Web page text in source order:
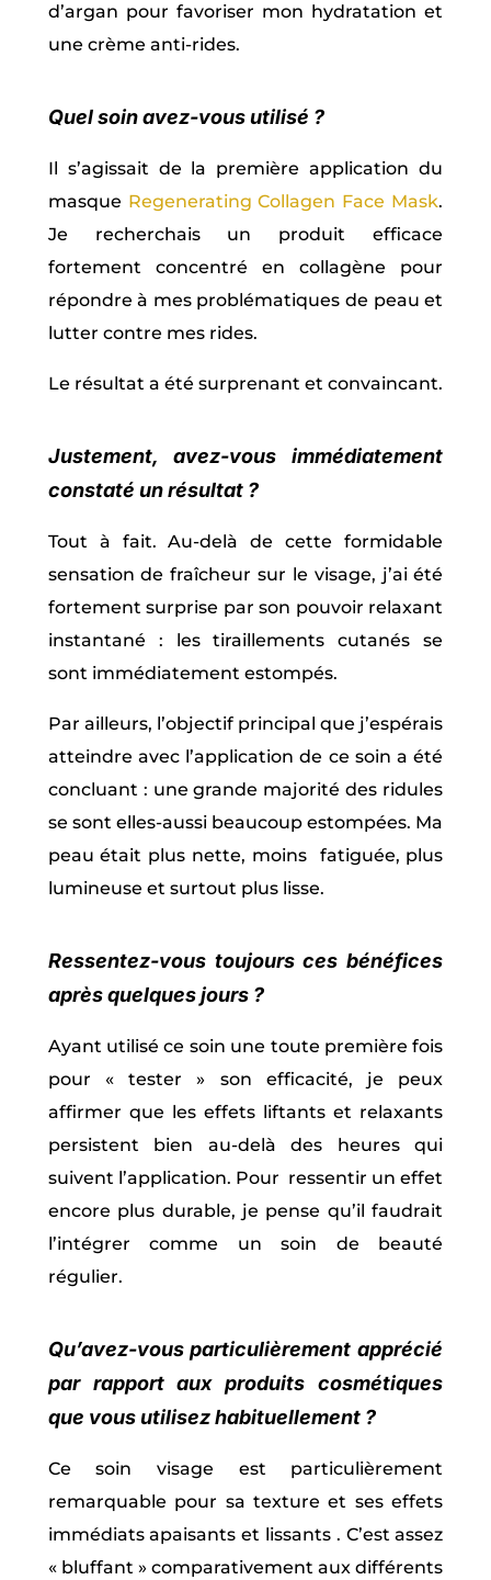
d’argan pour favoriser mon hydratation et
une crème anti-rides.
Quel soin avez-vous utilisé ?
Il s’agissait de la première application du
masque Regenerating Collagen Face Mask.
Je recherchais un produit efficace
fortement concentré en collagène pour
répondre à mes problématiques de peau et
lutter contre mes rides.
Le résultat a été surprenant et convaincant.
Justement, avez-vous immédiatement
constaté un résultat ?
Tout à fait. Au-delà de cette formidable
sensation de fraîcheur sur le visage, j’ai été
fortement surprise par son pouvoir relaxant
instantané : les tiraillements cutanés se
sont immédiatement estompés.
Par ailleurs, l’objectif principal que j’espérais
atteindre avec l’application de ce soin a été
concluant : une grande majorité des ridules
se sont elles-aussi beaucoup estompées. Ma
peau était plus nette, moins fatiguée, plus
lumineuse et surtout plus lisse.
Ressentez-vous toujours ces bénéfices
après quelques jours ?
Ayant utilisé ce soin une toute première fois
pour « tester » son efficacité, je peux
affirmer que les effets liftants et relaxants
persistent bien au-delà des heures qui
suivent l’application. Pour ressentir un effet
encore plus durable, je pense qu’il faudrait
l’intégrer comme un soin de beauté
régulier.
Qu’avez-vous particulièrement apprécié
par rapport aux produits cosmétiques
que vous utilisez habituellement ?
Ce soin visage est particulièrement
remarquable pour sa texture et ses effets
immédiats apaisants et lissants . C’est assez
« bluffant » comparativement aux différents